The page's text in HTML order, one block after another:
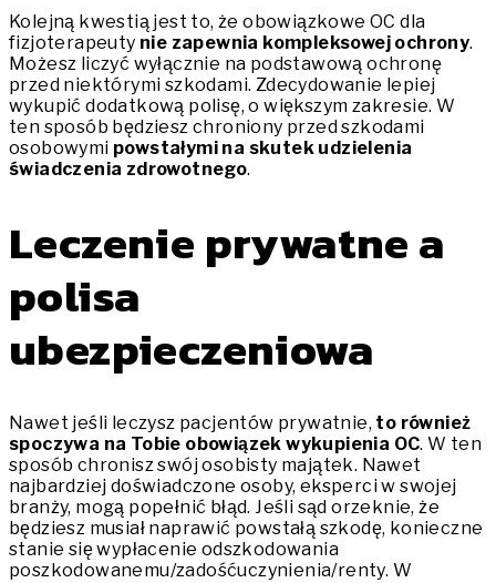
Kolejną kwestią jest to, że obowiązkowe OC dla
fizjoterapeuty nie zapewnia kompleksowej ochrony.
Możesz liczyć wyłącznie na podstawową ochronę
przed niektórymi szkodami. Zdecydowanie lepiej
wykupić dodatkową polisę, o większym zakresie. W
ten sposób będziesz chroniony przed szkodami
osobowymi powstałymi na skutek udzielenia
świadczenia zdrowotnego.
Leczenie prywatne a
polisa
ubezpieczeniowa
Nawet jeśli leczysz pacjentów prywatnie, to również
spoczywa na Tobie obowiązek wykupienia OC. W ten
sposób chronisz swój osobisty majątek. Nawet
najbardziej doświadczone osoby, eksperci w swojej
branży, mogą popełnić błąd. Jeśli sąd orzeknie, że
będziesz musiał naprawić powstałą szkodę, konieczne
stanie się wypłacenie odszkodowania
poszkodowanemu/zadośćuczynienia/renty. W